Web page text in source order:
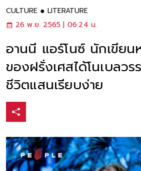
CULTURE
LITERATURE
26 พ.ย. 2565 | 06:24 น.
อานนี แอร์โนซ์ นักเขีย
ของฝรั่งเศสได้โนเบลว
ชีวิตแสนเรียบง่าย